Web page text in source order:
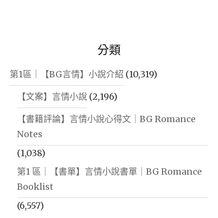
分類
第1區｜【BG言情】小說介紹 (10,319)
【文案】言情小說 (2,196)
【書籍評論】言情小說心得文｜BG Romance
Notes
(1,038)
第1 區｜【書單】言情小說書單｜BG Romance
Booklist
(6,557)